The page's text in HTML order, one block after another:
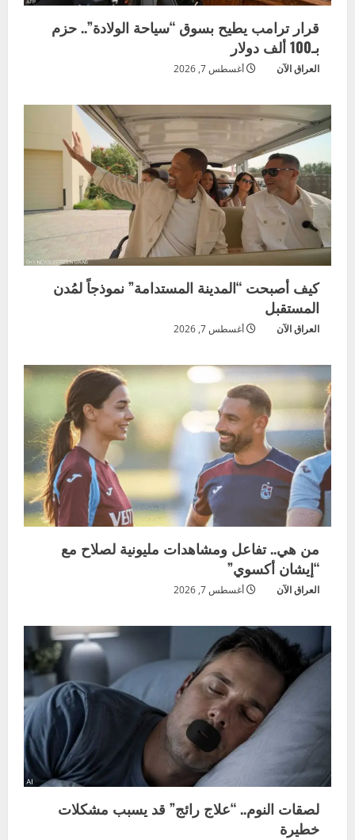
قرار ترامب يطيح بسوق “سياحة الولادة”.. حزم
بـ100 ألف دولار
العراق الآن أغسطس 7, 2026
كيف أصبحت “المدينة المستدامة” نموذجاً لمُدن
المستقبل
العراق الآن أغسطس 7, 2026
من هي.. تفاعل ومشاهدات مليونية لصلاح مع
“إيشان أكسوي”
العراق الآن أغسطس 7, 2026
لصقات النوم.. “علاج رائج” قد يسبب مشكلات
خطيرة